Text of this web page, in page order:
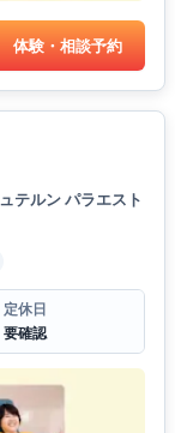
体験・相談予約
テルン パラエスト
定休日
要確認